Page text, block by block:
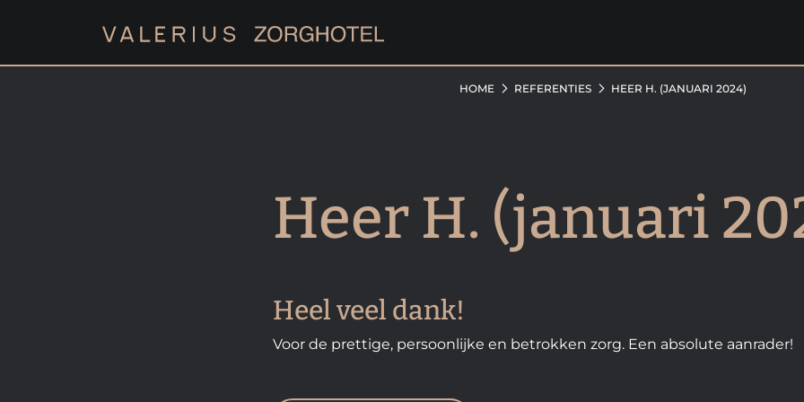
HOME REFERENTIES HEER H. (JANUARI 2024)
Heer H. (januari
Heel veel dank!
Voor de prettige, persoonlijke en betrokken zorg. Een absolute aanrader!